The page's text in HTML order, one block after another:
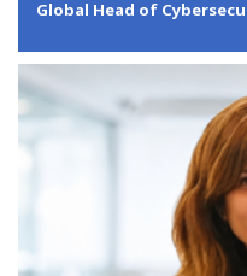
Global Head of